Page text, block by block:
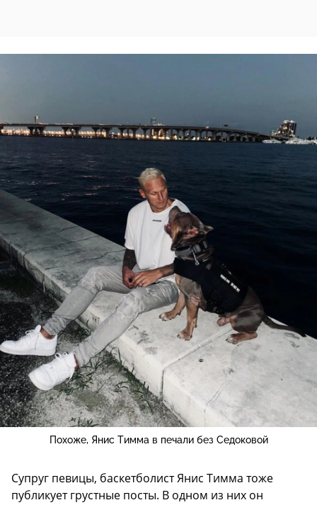
Похоже, Янис Тимма в печали без Седоковой
Супруг певицы, баскетболист Янис Тимма тоже
публикует грустные посты. В одном из них он